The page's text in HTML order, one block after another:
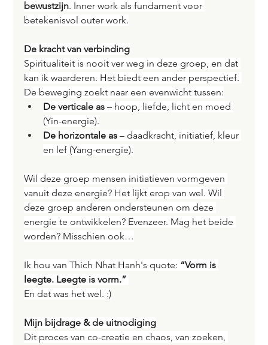
bewustzijn. Inner work als fundament voor
betekenisvol outer work.
De kracht van verbinding
Spiritualiteit is nooit ver weg in deze groep, en dat
kan ik waarderen. Het biedt een ander perspectief.
De beweging zoekt naar een evenwicht tussen:
De verticale as – hoop, liefde, licht en moed
(Yin-energie).
De horizontale as – daadkracht, initiatief, kleur
en lef (Yang-energie).
Wil deze groep mensen initiatieven vormgeven
vanuit deze energie? Het lijkt erop van wel. Wil
deze groep anderen ondersteunen om deze
energie te ontwikkelen? Evenzeer. Mag het beide
worden? Misschien ook…
Ik hou van Thich Nhat Hanh's quote: “Vorm is
leegte. Leegte is vorm.”
En dat was het wel. :)
Mijn bijdrage & de uitnodiging
Dit proces van co-creatie en chaos, van zoeken,